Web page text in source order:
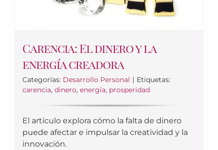
Carencia: El dinero y la
energía creadora
Categorías: Desarrollo Personal | Etiquetas:
carencia, dinero, energía, prosperidad
El artículo explora cómo la falta de dinero
puede afectar e impulsar la creatividad y la
innovación.